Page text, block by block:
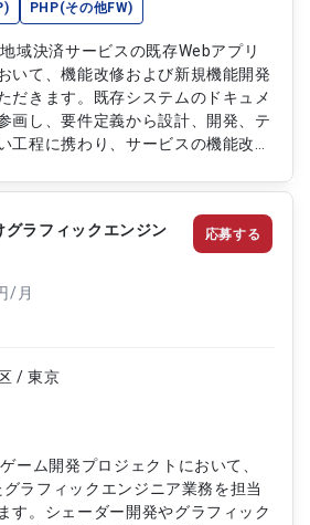
PHP(その他FW)
地域決済サービスの既存Webアプリ
いて、機能改修および新規機能開発
だきます。既存システムのドキュメ
画し、要件定義から設計、開発、テ
工程に携わり、サービスの機能改善
アプリケーションの調査および
成・更新 ・地域決済サービスの機
規機能開発 ・要件定義、基本設
よび品質向上対応 ・開発に伴う各
作成およびレビュー
グラフィックエンジン
/月
/ 東京
ーム開発プロジェクトにおいて、
ラフィックエンジニア業務を担当
す。シェーダー開発やグラフィック
応募する